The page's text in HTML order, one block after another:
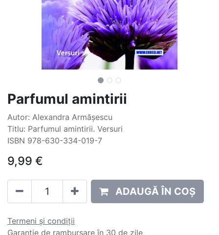
Parfumul amintirii
Autor: Alexandra Armășescu
Titlu: Parfumul amintirii. Versuri
ISBN 978-630-334-019-7
9,99 €
ADAUGĂ ÎN COȘ
Termeni și condiții
Garanție de rambursare în 30 de zile